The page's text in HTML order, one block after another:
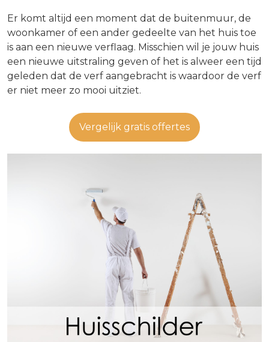
Er komt altijd een moment dat de buitenmuur, de
woonkamer of een ander gedeelte van het huis toe
is aan een nieuwe verflaag. Misschien wil je jouw huis
een nieuwe uitstraling geven of het is alweer een tijd
geleden dat de verf aangebracht is waardoor de verf
er niet meer zo mooi uitziet.
Vergelijk gratis offertes